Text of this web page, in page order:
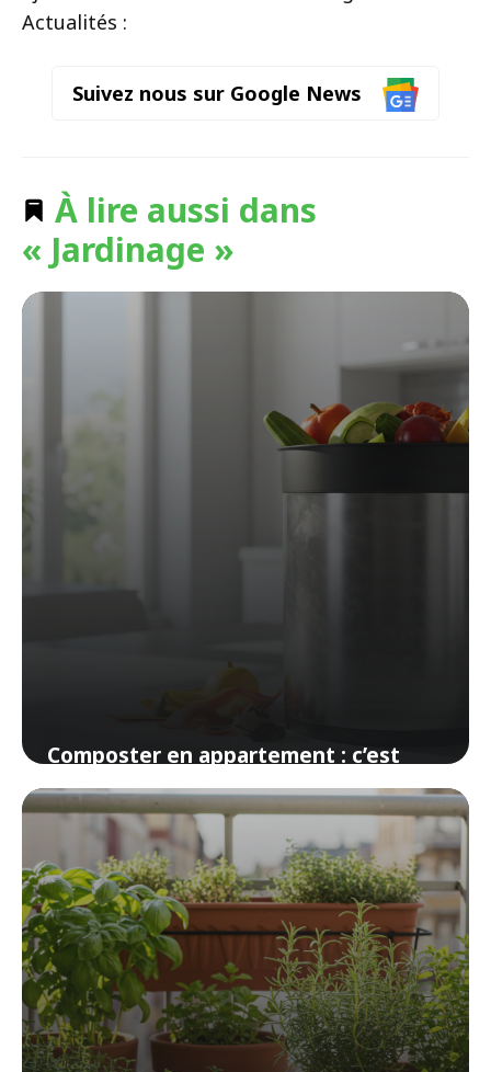
Actualités :
Suivez nous sur Google News
À lire aussi dans
« Jardinage »
Composter en appartement : c’est
possible et ça ne sent pas mauvais
18 avril 2026